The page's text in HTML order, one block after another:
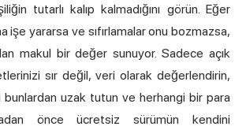
tutarlı kalıp kalmadığını görün. Eğer
işe yararsa ve sıfırlamalar onu bozmazsa,
makul bir değer sunuyor. Sadece açık
sır değil, veri olarak değerlendirin,
uzak tutun ve herhangi bir para
önce ücretsiz sürümün kendini